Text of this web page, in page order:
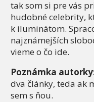
tak som si pre vás
hudobné celebrity,
k iluminátom.
najznámejších
vieme o čo ide.
Poznámka
dva články, teda ak
sem s ňou.